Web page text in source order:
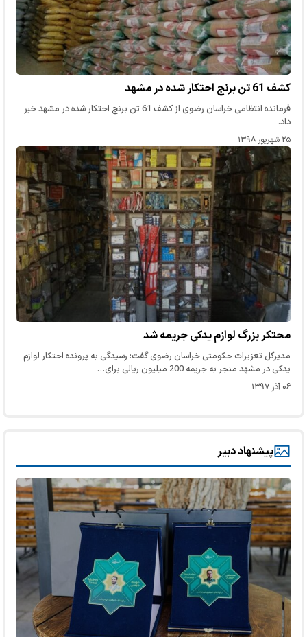
کشف 61 تن برنج احتکار شده در مشهد
فرمانده انتظامی خراسان رضوی از کشف 61 تن برنج احتکار شده در مشهد خبر
داد.
۲۵ شهریور ۱۳۹۸
محتکر بزرگ لوازم یدکی جریمه شد
مدیرکل تعزیرات حکومتی خراسان رضوی گفت: رسیدگی به پرونده احتکار لوازم
یدکی در مشهد منجر به جریمه 200 میلیون ریالی برای…
۰۶ آذر ۱۳۹۷
پیشنهاد دبیر